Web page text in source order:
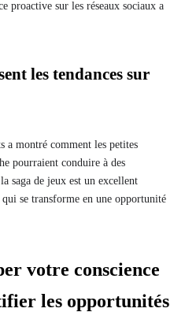
proactive sur les réseaux sociaux a
les tendances sur
a montré comment les petites
pourraient conduire à des
saga de jeux est un excellent
se transforme en une opportunité
votre conscience
les opportunités